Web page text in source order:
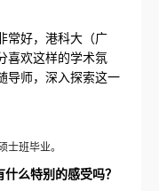
常好，港科大（广
喜欢这样的学术氛
导师，深入探索这一
班毕业。
么特别的感受吗？